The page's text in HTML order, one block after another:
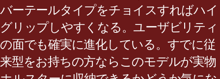
バーテールタイプをチョイスすればハイ
グリップしやすくなる。ユーザビリティ
の面でも確実に進化している。すでに従
来型をお持ちの方ならこのモデルが実物